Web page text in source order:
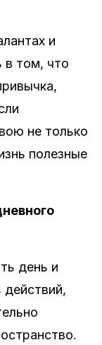
и
в том, что
не только
полезные
день и